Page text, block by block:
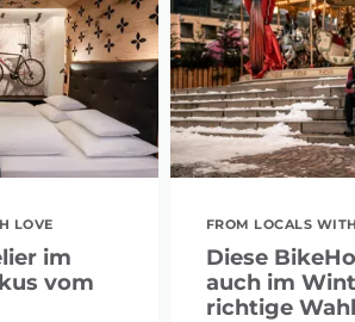
LOVE
im
vom
FROM LOCALS
Diese
auch im
richtige Wahl